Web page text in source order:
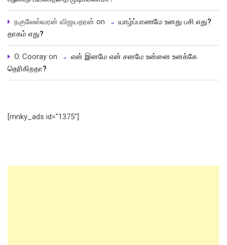
நகுலேஸ்வரன் விஜயதரன் on
யாழ்ப்பாணமே உனது பசி எது?
தாகம் எது?
O. Cooray on
என் இனமே என் சனமே உன்னை உனக்கே
தெரிகிறதா?
[mnky_ads id="1375"]